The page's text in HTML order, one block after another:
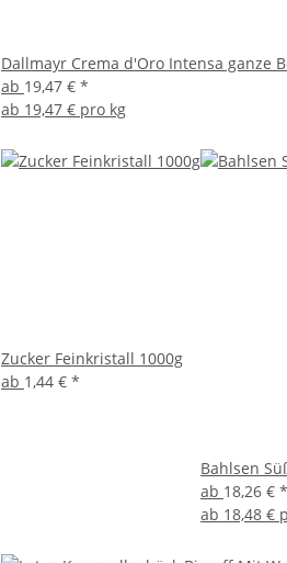
Dallmayr Crema d'Oro Intensa ganze
ab 19,47 € *
ab 19,47 € pro kg
Zucker Feinkristall 1000g
ab 1,44 € *
Bahlsen
ab 18,26 € *
ab 18,48 €